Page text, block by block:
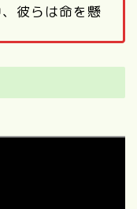
彼らは命を懸